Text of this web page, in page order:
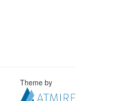
Theme by